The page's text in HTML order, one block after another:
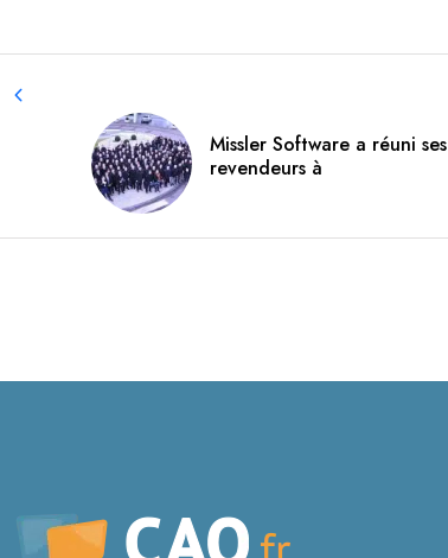
Missler Software a réuni ses
revendeurs à